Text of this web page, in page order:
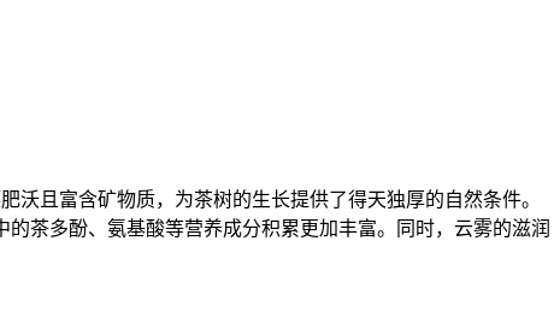
且富含矿物质，为茶树的生长提供了得天独厚的自然条件。
茶多酚、氨基酸等营养成分积累更加丰富。同时，云雾的滋润